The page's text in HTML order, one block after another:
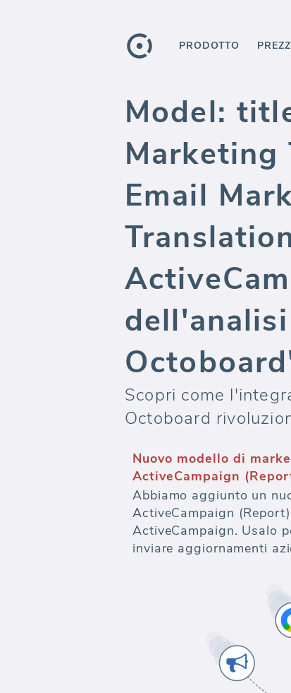
PRODOTTO
Model:
Email
Scopri come
Octoboard
Nuovo modello di
ActiveCampaign
Abbiamo aggiunto un
ActiveCampaign
ActiveCampaign. Usalo
inviare aggiornamenti